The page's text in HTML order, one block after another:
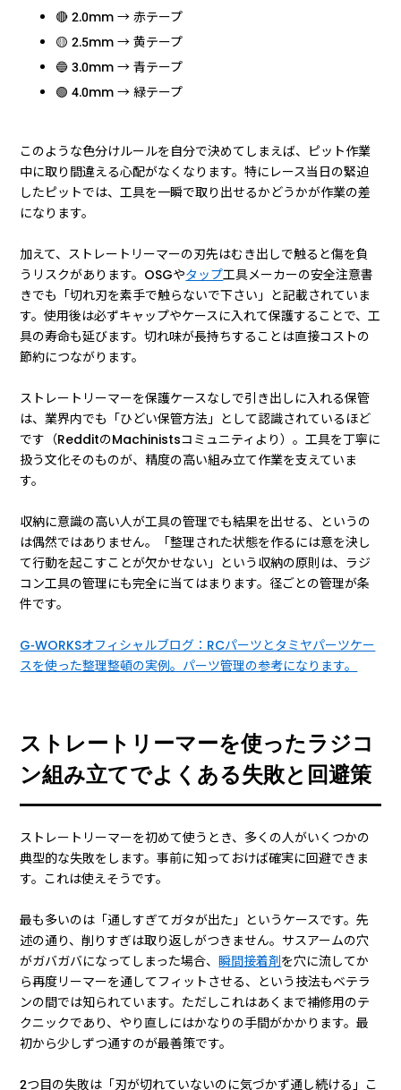
🔴 2.0mm → 赤テープ
🟡 2.5mm → 黄テープ
🔵 3.0mm → 青テープ
🟢 4.0mm → 緑テープ
このような色分けルールを自分で決めてしまえば、ピット作業
中に取り間違える心配がなくなります。特にレース当日の緊迫
したピットでは、工具を一瞬で取り出せるかどうかが作業の差
になります。
加えて、ストレートリーマーの刃先はむき出しで触ると傷を負
うリスクがあります。OSGやタップ工具メーカーの安全注意書
きでも「切れ刃を素手で触らないで下さい」と記載されていま
す。使用後は必ずキャップやケースに入れて保護することで、工
具の寿命も延びます。切れ味が長持ちすることは直接コストの
節約につながります。
ストレートリーマーを保護ケースなしで引き出しに入れる保管
は、業界内でも「ひどい保管方法」として認識されているほど
です（RedditのMachinistsコミュニティより）。工具を丁寧に
扱う文化そのものが、精度の高い組み立て作業を支えていま
す。
収納に意識の高い人が工具の管理でも結果を出せる、というの
は偶然ではありません。「整理された状態を作るには意を決し
て行動を起こすことが欠かせない」という収納の原則は、ラジ
コン工具の管理にも完全に当てはまります。径ごとの管理が条
件です。
G-WORKSオフィシャルブログ：RCパーツとタミヤパーツケー
スを使った整理整頓の実例。パーツ管理の参考になります。
ストレートリーマーを使ったラジコ
ン組み立てでよくある失敗と回避策
ストレートリーマーを初めて使うとき、多くの人がいくつかの
典型的な失敗をします。事前に知っておけば確実に回避できま
す。これは使えそうです。
最も多いのは「通しすぎてガタが出た」というケースです。先
述の通り、削りすぎは取り返しがつきません。サスアームの穴
がガバガバになってしまった場合、瞬間接着剤を穴に流してか
ら再度リーマーを通してフィットさせる、という技法もベテラ
ンの間では知られています。ただしこれはあくまで補修用のテ
クニックであり、やり直しにはかなりの手間がかかります。最
初から少しずつ通すのが最善策です。
2つ目の失敗は「刃が切れていないのに気づかず通し続ける」こ